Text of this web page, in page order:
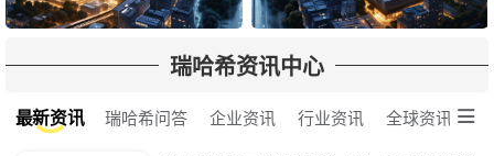
瑞哈希资讯中心
最新资讯 瑞哈希问答 企业资讯 行业资讯 全球资讯 